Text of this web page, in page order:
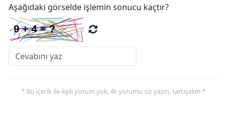
Aşağıdaki görselde işlemin sonucu kaçtır?
* Bu içerik ile ilgili yorum yok, ilk yorumu siz yazın, tartışalım *